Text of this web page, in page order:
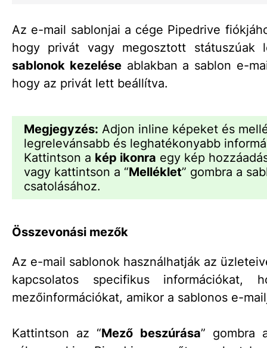
Az e-mail sablonjai a cége Pipedrive
hogy privát vagy megosztott
sablonok kezeléseablakban a sablon e-
hogy az privát lett beállítva.
Megjegyzés: Adjon inline képeket és
legrelevánsabb és leghatékonyabb
Kattintson a kép ikonra egy kép
vagy kattintson a “Melléklet” gombra a
csatolásához.
Összevonási mezők
Az e-mail sablonok használhatják az
kapcsolatos specifikus információkat,
mezőinformációkat, amikor a sablonos e-
Kattintson az “Mező beszúrása” gombra